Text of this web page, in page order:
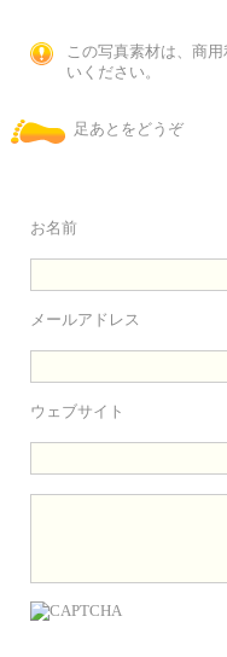
この写真素材は、商
いください。
足あとをどうぞ
お名前
メールアドレス
ウェブサイト